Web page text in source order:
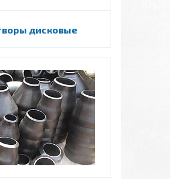
дисковые